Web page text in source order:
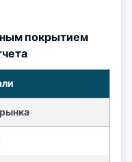
покрытием